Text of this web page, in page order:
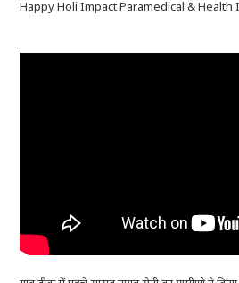
Happy Holi Impact Paramedical & Health